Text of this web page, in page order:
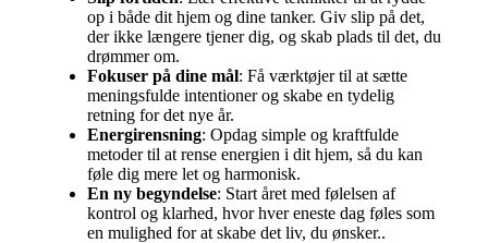
op i både dit hjem og dine tanker. Giv slip på det,
der ikke længere tjener dig, og skab plads til det, du
drømmer om.
Fokuser på dine mål: Få værktøjer til at sætte
meningsfulde intentioner og skabe en tydelig
retning for det nye år.
Energirensning: Opdag simple og kraftfulde
metoder til at rense energien i dit hjem, så du kan
føle dig mere let og harmonisk.
En ny begyndelse: Start året med følelsen af
kontrol og klarhed, hvor hver eneste dag føles som
en mulighed for at skabe det liv, du ønsker..